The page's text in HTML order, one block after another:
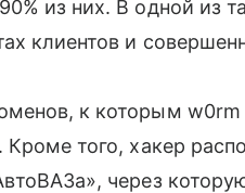
из них. В одной из
клиентов и
к которым w0rm
Кроме того, хакер
через